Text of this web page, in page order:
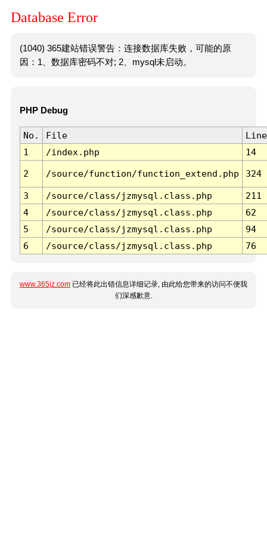
Database Error
(1040) 365建站错误警告：连接数据库失败，可能的原
因：1、数据库密码不对; 2、mysql未启动。
PHP Debug
No. File
Line
1
/index.php 14
2 /source/function/function_extend.php 324
3 /source/class/jzmysql.class.php
211
4
/source/class/jzmysql.class.php
62
5
/source/class/jzmysql.class.php
94
6
/source/class/jzmysql.class.php 76
www.365jz.com 已经将此出错信息详细记录, 由此给您带来的访问不便我
们深感歉意.